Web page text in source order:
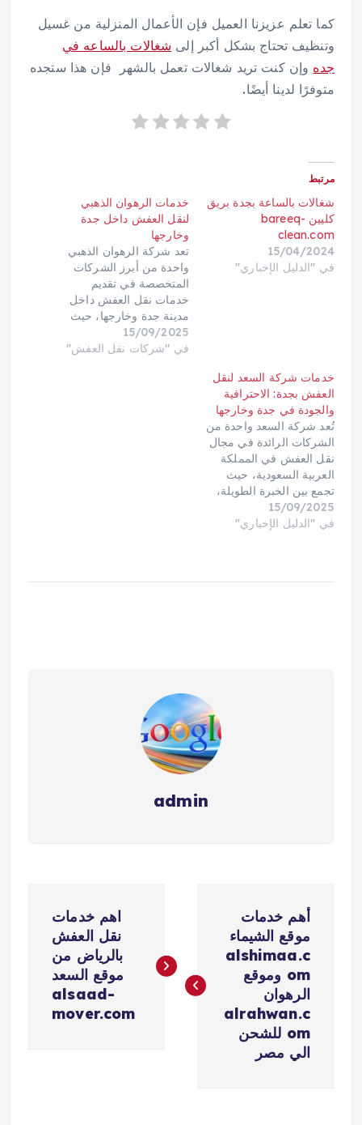
كما تعلم عزيزنا العميل فإن الأعمال المنزلية من غسيل
وتنظيف تحتاج بشكل أكبر إلى شغالات بالساعه في
جده وإن كنت تريد شغالات تعمل بالشهر فإن هذا ستجده
متوفرًا لدينا أيضًا.
مرتبط
شغالات بالساعة بجدة بريق
كليين bareeq-
clean.com
15/04/2024
في "الدليل الإخباري"
خدمات الرهوان الذهبي
لنقل العفش داخل جدة
وخارجها
تعد شركة الرهوان الذهبي
واحدة من أبرز الشركات
المتخصصة في تقديم
خدمات نقل العفش داخل
مدينة جدة وخارجها، حيث
تتميز بالاحترافية والجودة
العالية في تقديم خدماتها.
15/09/2025
في "شركات نقل العفش"
خدمات شركة السعد لنقل
العفش بجدة: الاحترافية
والجودة في جدة وخارجها
تُعد شركة السعد واحدة من
الشركات الرائدة في مجال
نقل العفش في المملكة
العربية السعودية، حيث
تجمع بين الخبرة الطويلة،
الاحترافية العالية، والالتزام
بتقديم خدمات متميزة تلبي
15/09/2025
في "الدليل الإخباري"
admin
ص
أهم خدمات
موقع الشيماء
alshimaa.c
om وموقع
الرهوان
alrahwan.c
om للشحن
الي مصر
اهم خدمات
نقل العفش
بالرياض من
موقع السعد
alsaad-
mover.com